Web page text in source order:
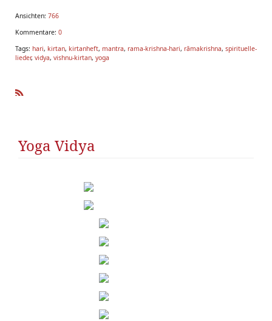
Ansichten: 766
Kommentare: 0
Tags: hari, kirtan, kirtanheft, mantra, rama-krishna-hari, rāmakrishna, spirituelle-
lieder, vidya, vishnu-kirtan, yoga
Yoga Vidya